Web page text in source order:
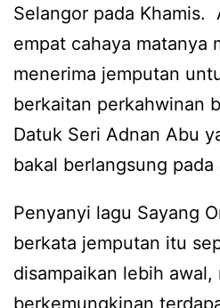
Selangor pada Khamis.
empat cahaya matanya
menerima jemputan
berkaitan perkahwinan
Datuk Seri Adnan Abu
bakal berlangsung pada
Penyanyi lagu Sayang
berkata jemputan itu
disampaikan lebih awal,